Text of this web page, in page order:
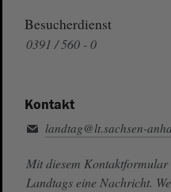
Besucherdienst
0391 / 560 - 0
Kontakt
landtag@lt.sachsen-
Mit diesem Kontaktformular
Landtags eine Nachricht.